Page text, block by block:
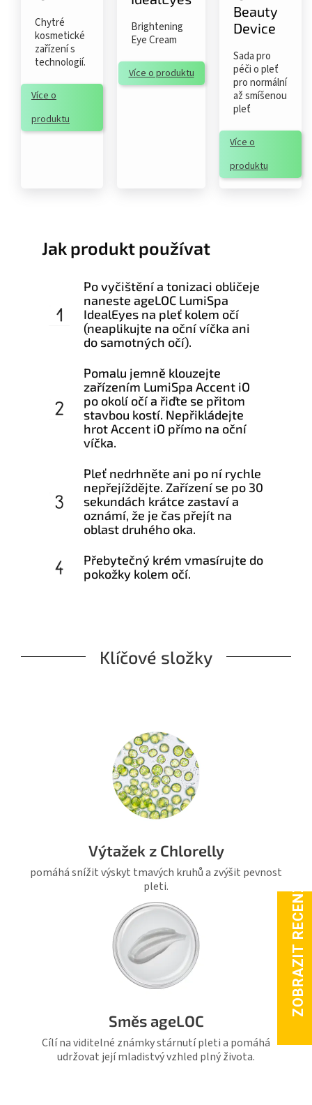
Chytré
kosmetické
zařízení s
technologií.
Více o
produktu
Brightening
Eye Cream
Více o produktu
Beauty
Device
Sada pro
péči o pleť
pro normální
až smíšenou
pleť
Více o
produktu
Jak produkt používat
Po vyčištění a tonizaci obličeje
naneste ageLOC LumiSpa
IdealEyes na pleť kolem očí
(neaplikujte na oční víčka ani
do samotných očí).
Pomalu jemně klouzejte
zařízením LumiSpa Accent iO
po okolí očí a řiďte se přitom
stavbou kostí. Nepřikládejte
hrot Accent iO přímo na oční
víčka.
Pleť nedrhněte ani po ní rychle
nepřejíždějte. Zařízení se po 30
sekundách krátce zastaví a
oznámí, že je čas přejít na
oblast druhého oka.
Přebytečný krém vmasírujte do
pokožky kolem očí.
Klíčové složky
Výtažek z Chlorelly
pomáhá snížit výskyt tmavých kruhů a zvýšit pevnost
pleti.
Směs ageLOC
Cílí na viditelné známky stárnutí pleti a pomáhá
udržovat její mladistvý vzhled plný života.